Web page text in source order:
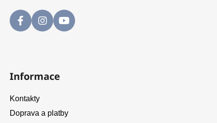
Informace
Kontakty
Doprava a platby